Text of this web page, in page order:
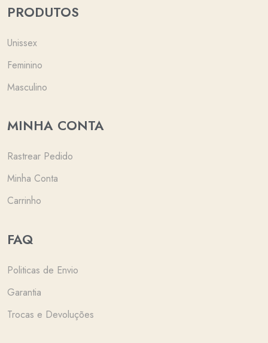
PRODUTOS
Unissex
Feminino
Masculino
MINHA CONTA
Rastrear Pedido
Minha Conta
Carrinho
FAQ
Politicas de Envio
Garantia
Trocas e Devoluções